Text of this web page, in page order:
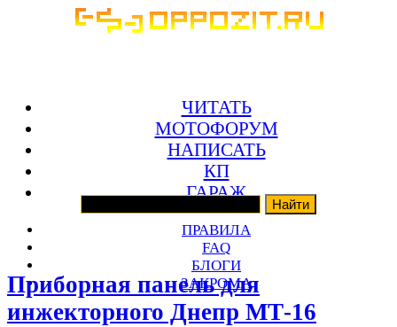
ЧИТАТЬ
МОТОФОРУМ
НАПИСАТЬ
КП
ГАРАЖ
ПРАВИЛА
FAQ
БЛОГИ
ЗАКРОМА
Приборная панель для
инжекторного Днепр МТ-16